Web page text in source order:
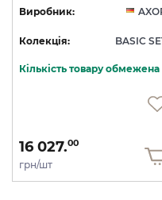
Виробник:
Колекція: BASIC
Кількість товару обмежена
16 027.00
грн/шт